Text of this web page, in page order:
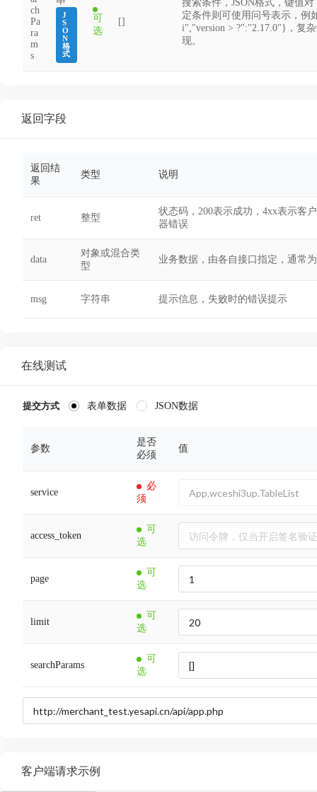
ch
Pa
ra
m
s
J
S
O
N
格
式
可
选
[]
搜索条件，JSON格式，键值
定条件则可使用问号表示，例
i","version > ?":"2.17.0"}，复
现。
返回字段
返回结
果
类型 说明
ret 整型
状态码，200表示成功，4xx表示客
器错误
data
对象或混合类
型
业务数据，由各自接口指定，通常
msg 字符串 提示信息，失败时的错误提示
在线测试
提交方式 表单数据 JSON数据
参数
是否
必须
值
service
必
须
access_token
可
选
page
可
选
limit
可
选
searchParams
可
选
客户端请求示例